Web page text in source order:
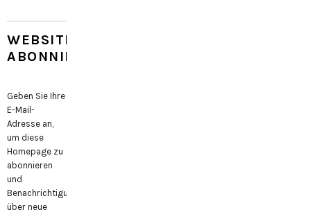
WEBSITE
ABONNIEREN
Geben Sie Ihre
E-Mail-
Adresse an,
um diese
Homepage zu
abonnieren
und
Benachrichtigungen
über neue